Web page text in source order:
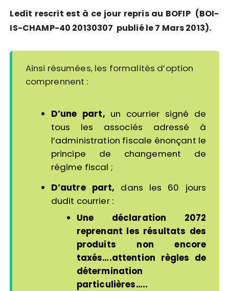
Ledit rescrit est à ce jour repris au BOFIP (BOI-
IS-CHAMP-40 20130307 publié le 7 Mars 2013).
Ainsi résumées, les formalités d’option
comprennent :
D’une part, un courrier signé de
tous les associés adressé à
l’administration fiscale énonçant le
principe de changement de
régime fiscal ;
D’autre part, dans les 60 jours
dudit courrier :
Une déclaration 2072
reprenant les résultats des
produits non encore
taxés….attention règles de
détermination
particulières…..